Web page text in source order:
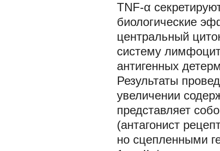
TNF-α
биологические
центральный
систему
антигенных
Результаты
увеличении
представляет
(антагонист
но сцепленными